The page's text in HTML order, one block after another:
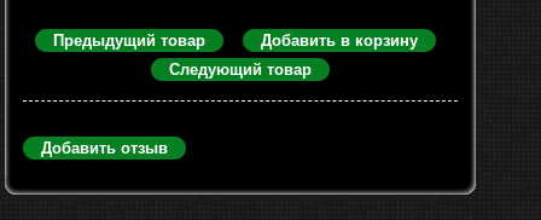
Предыдущий товар
Добавить в корзину
Следующий товар
Добавить отзыв